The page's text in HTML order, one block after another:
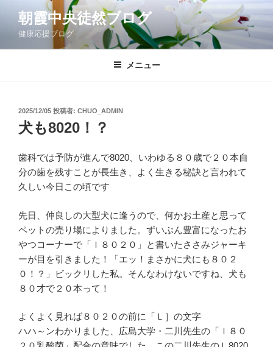
ン
朝霞中央徒然ブログ
健康応援ブログ
メニュー
投
日:
2025/12/05 投稿者: CHUO_ADMIN
犬も8020！？
歯科では予防が進んで8020、いわゆる８０歳で２０本自
分の歯を残すことが長生き、よく生きる秘訣と言われて
久しい今日この頃です
先日、仲良しの大型犬に逢うので、何かお土産と思って
ペットの売り場によりました。ずいぶん豊富になったお
やつコーナーで「ｌ８０２０」と書いたささみジャーキ
ーが目を引きました！「エッ！まさかに犬にも８０２
０！？」ビックリした私。そんなわけないですね、犬も
８０才で２０本って！
よくよく見れば８０２０の前に「Ｌ］の文字
ハハ～ンわかりました、広島大学・二川先生の「ｌ８０